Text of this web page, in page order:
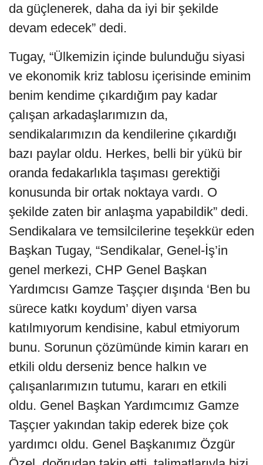
da güçlenerek, daha da iyi bir şekilde
devam edecek” dedi.
Tugay, “Ülkemizin içinde bulunduğu siyasi
ve ekonomik kriz tablosu içerisinde eminim
benim kendime çıkardığım pay kadar
çalışan arkadaşlarımızın da,
sendikalarımızın da kendilerine çıkardığı
bazı paylar oldu. Herkes, belli bir yükü bir
oranda fedakarlıkla taşıması gerektiği
konusunda bir ortak noktaya vardı. O
şekilde zaten bir anlaşma yapabildik” dedi.
Sendikalara ve temsilcilerine teşekkür eden
Başkan Tugay, “Sendikalar, Genel-İş’in
genel merkezi, CHP Genel Başkan
Yardımcısı Gamze Taşçıer dışında ‘Ben bu
sürece katkı koydum’ diyen varsa
katılmıyorum kendisine, kabul etmiyorum
bunu. Sorunun çözümünde kimin kararı en
etkili oldu derseniz bence halkın ve
çalışanlarımızın tutumu, kararı en etkili
oldu. Genel Başkan Yardımcımız Gamze
Taşçıer yakından takip ederek bize çok
yardımcı oldu. Genel Başkanımız Özgür